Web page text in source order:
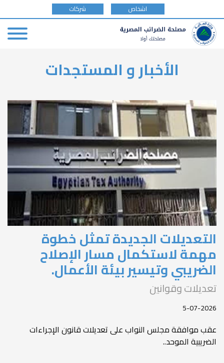
type
اشخاص شركات
الأخبار و المستجدات
التعديلات الجديدة تمثل خطوة
مهمة لاستكمال مسار الإصلاح
الضريبي وتيسير بيئة الأعمال.
تعديلات وقوانين
5-07-2026
عقب موافقة مجلس النواب على تعديلات قانون الإجراءات
الضريبية الموحد..